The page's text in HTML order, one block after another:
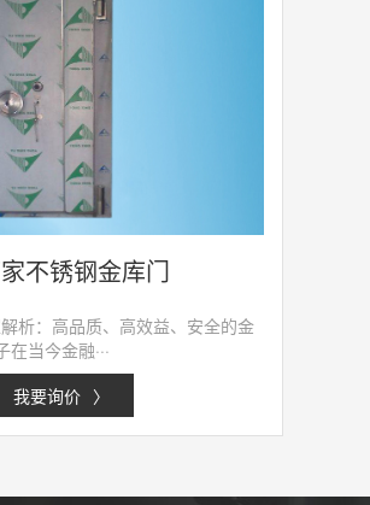
不锈钢金库门
析：高品质、高效益、安全的金
当今金融···
我要询价 〉